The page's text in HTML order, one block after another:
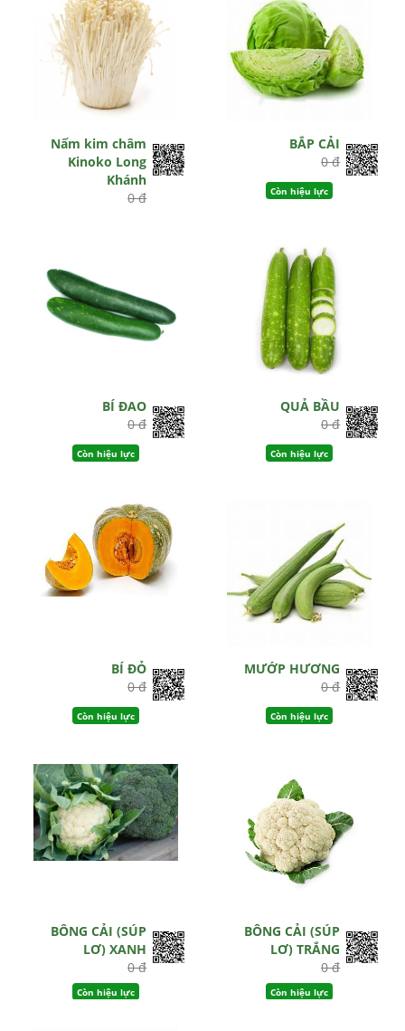
Nấm kim châm
Kinoko Long
Khánh
0 đ
BẮP CẢI
0 đ
Còn hiệu lực
BÍ ĐAO
0 đ
Còn hiệu lực
QUẢ BẦU
0 đ
Còn hiệu lực
BÍ ĐỎ
0 đ
Còn hiệu lực
MƯỚP HƯƠNG
0 đ
Còn hiệu lực
BÔNG CẢI (SÚP
LƠ) XANH
0 đ
Còn hiệu lực
BÔNG CẢI (SÚP
LƠ) TRẮNG
0 đ
Còn hiệu lực